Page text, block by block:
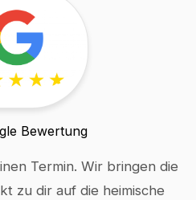
Bewertung
Termin. Wir bringen die
zu dir auf die heimische